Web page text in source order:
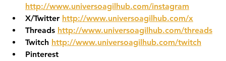
http://www.universoagilhub.com/instagram
X/Twitter http://www.universoagilhub.com/x
Threads http://www.universoagilhub.com/threads
Twitch http://www.universoagilhub.com/twitch
Pinterest